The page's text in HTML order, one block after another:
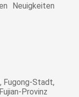
Neuigkeiten
Fugong-Stadt,
Provinz